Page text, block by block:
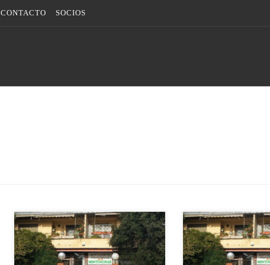
CONTACTO SOCIOS
08/10/2018 Informamos a nuestros
socios y vecinos en general del cierre
puntual de la oficina de la Asociación el
09/09/2018 La oficina
permanecerá cerrada
septiembre al 1 de